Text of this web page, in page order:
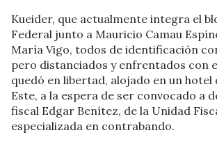
Kueider, que actualmente integra el
Federal junto a Mauricio Camau
María Vigo, todos de identificación
pero distanciados y enfrentados con
quedó en libertad, alojado en un hotel
Este, a la espera de ser convocado a
fiscal Edgar Benítez, de la Unidad
especializada en contrabando.